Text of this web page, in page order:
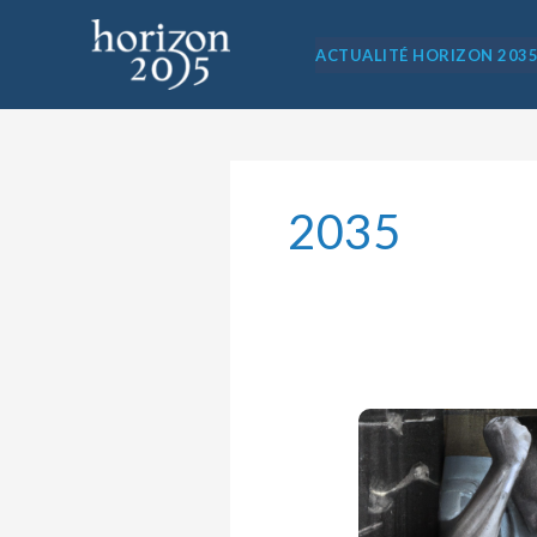
ACTUALITÉ HORIZON 2035
2035